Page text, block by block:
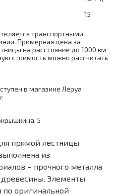
15
транспортными
Примерная цена за
на расстояние до 1000 км
стоимость можно рассчитать
в магазине Леруа
5
прямой лестницы
из
– прочного металла
Элементы
по оригинальной